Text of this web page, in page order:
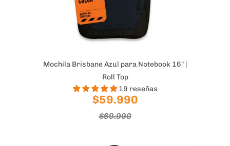
Mochila Brisbane Azul para Notebook 16" |
Roll Top
19 reseñas
$59.990
$69.990